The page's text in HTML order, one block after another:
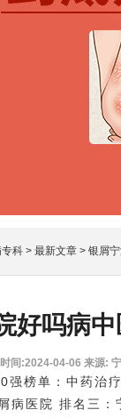
科 > 最新文章 > 银屑
好吗病
间:2024-04-06 来源:
榜单：中药治疗
病医院 排名三：